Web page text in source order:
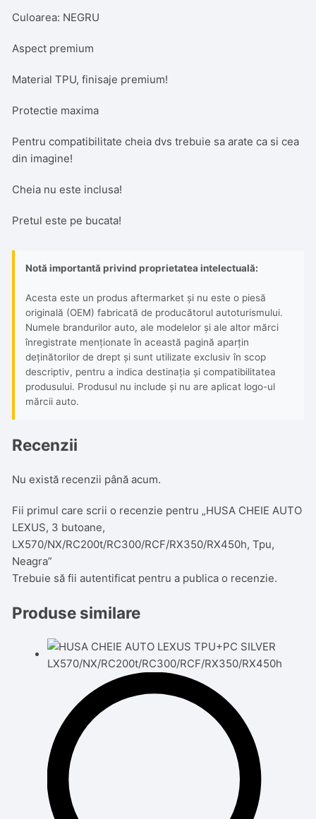
Culoarea: NEGRU
Aspect premium
Material TPU, finisaje premium!
Protectie maxima
Pentru compatibilitate cheia dvs trebuie sa arate ca si cea
din imagine!
Cheia nu este inclusa!
Pretul este pe bucata!
Notă importantă privind proprietatea intelectuală:
Acesta este un produs aftermarket și nu este o piesă
originală (OEM) fabricată de producătorul autoturismului.
Numele brandurilor auto, ale modelelor și ale altor mărci
înregistrate menționate în această pagină aparțin
deținătorilor de drept și sunt utilizate exclusiv în scop
descriptiv, pentru a indica destinația și compatibilitatea
produsului. Produsul nu include și nu are aplicat logo-ul
mărcii auto.
Recenzii
Nu există recenzii până acum.
Fii primul care scrii o recenzie pentru „HUSA CHEIE AUTO
LEXUS, 3 butoane,
LX570/NX/RC200t/RC300/RCF/RX350/RX450h, Tpu,
Neagra”
Trebuie să fiiautentificat pentru a publica o recenzie.
Produse similare